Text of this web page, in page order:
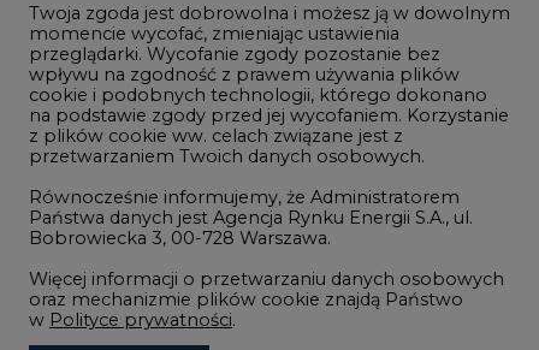
Atom
Fotowoltaika
Offshore wind
Zielone samorządy
Zielona gospodarka
Twoja zgoda jest dobrowolna i możesz ją w dowolnym
momencie wycofać, zmieniając ustawienia
przeglądarki. Wycofanie zgody pozostanie bez
wpływu na zgodność z prawem używania plików
cookie i podobnych technologii, którego dokonano
na podstawie zgody przed jej wycofaniem. Korzystanie
z plików cookie ww. celach związane jest z
przetwarzaniem Twoich danych osobowych.
Równocześnie informujemy, że Administratorem
Państwa danych jest Agencja Rynku Energii S.A., ul.
Bobrowiecka 3, 00-728 Warszawa.
Więcej informacji o przetwarzaniu danych osobowych
oraz mechanizmie plików cookie znajdą Państwo
w Polityce prywatności.